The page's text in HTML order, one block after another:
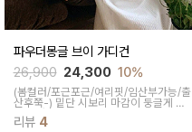
파우더몽글 브이 가디건
26,900 24,300 10%
(봄컬러/포근포근/여리핏/임산부가능/출
산후쭉-) 밑단 시보리 마감이 둥글게 떨
어져 사랑스러운 무드 연출해주고 부드
러운 텍스처가 하루종일 편안하면서 출
리뷰 4